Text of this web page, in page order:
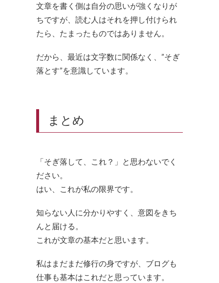
文章を書く側は自分の思いが強くなりが
ちですが、読む人はそれを押し付けられ
たら、たまったものではありません。
だから、最近は文字数に関係なく、”そぎ
落とす”を意識しています。
まとめ
「そぎ落して、これ？」と思わないでく
ださい。
はい、これが私の限界です。
知らない人に分かりやすく、意図をきち
んと届ける。
これが文章の基本だと思います。
私はまだまだ修行の身ですが、ブログも
仕事も基本はこれだと思っています。